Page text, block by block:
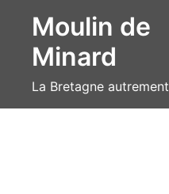
contenu
Moulin de
Minard
La Bretagne autrement